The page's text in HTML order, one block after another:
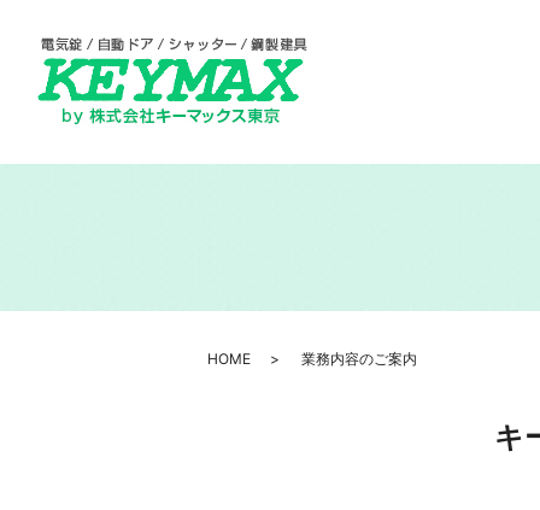
HOME 業務内容のご案内
キ